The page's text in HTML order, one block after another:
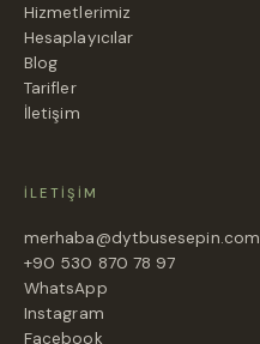
Hizmetlerimiz
Hesaplayıcılar
Blog
Tarifler
İletişim
İLETIŞIM
merhaba@dytbusesepin.com
+90 530 870 78 97
WhatsApp
Instagram
Facebook